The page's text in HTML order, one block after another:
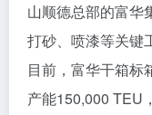
山顺德总部的富华
打砂、喷漆等关键
目前，富华干箱标
产能150,000 TEU